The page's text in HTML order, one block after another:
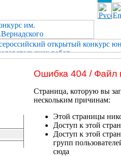
Ошибка 404 / Файл
Страница, которую вы
нескольким причинам:
Этой страницы
Доступ к этой
Доступ к этой
групп
сюда